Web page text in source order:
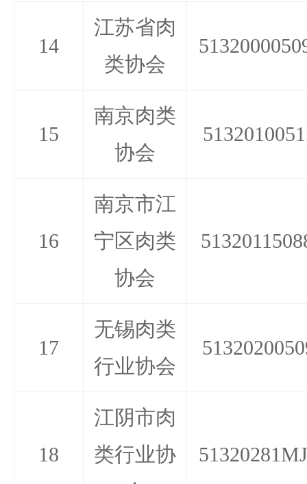
14
江苏省肉
类协会
15
南京肉类
协会
16
南京市江
宁区肉类
协会
17
无锡肉类
行业协会
18
江阴市肉
类行业协